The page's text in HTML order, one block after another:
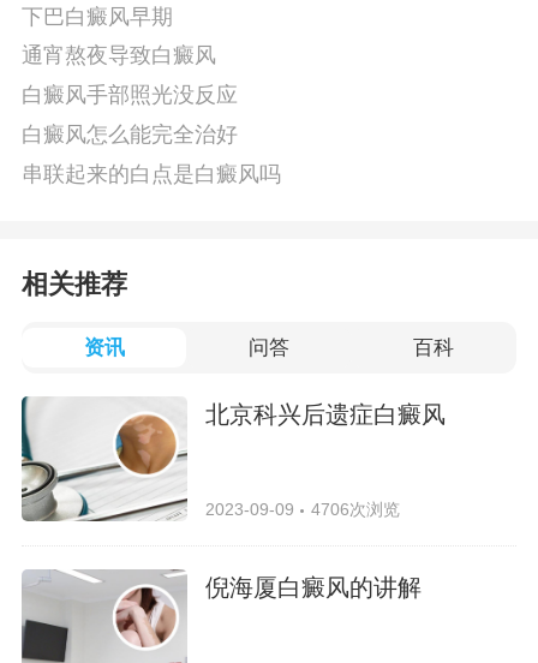
下巴白癜风早期
通宵熬夜导致白癜风
白癜风手部照光没反应
白癜风怎么能完全治好
串联起来的白点是白癜风吗
相关推荐
资讯 问答 百科
北京科兴后遗症白癜风
2023-09-09 4706次浏览
倪海厦白癜风的讲解